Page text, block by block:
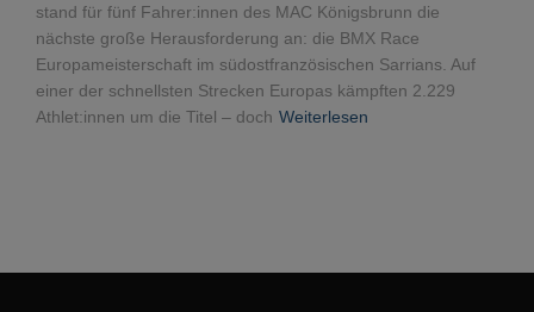
stand für fünf Fahrer:innen des MAC Königsbrunn die
nächste große Herausforderung an: die BMX Race
Europameisterschaft im südostfranzösischen Sarrians. Auf
einer der schnellsten Strecken Europas kämpften 2.229
Athlet:innen um die Titel – doch Weiterlesen